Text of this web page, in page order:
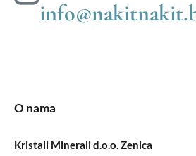
O nama
Kristali Minerali d.o.o. Zenica